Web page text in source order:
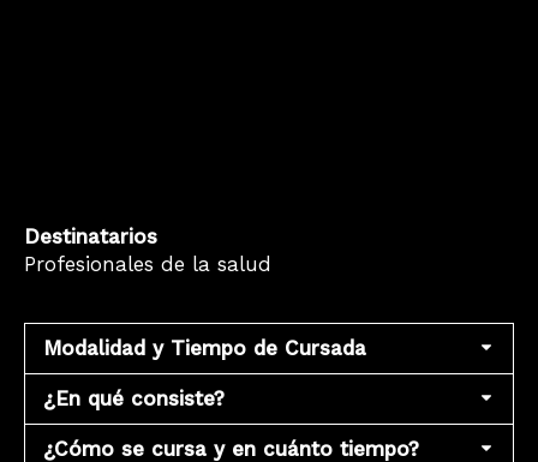
Destinatarios
Profesionales de la salud
Modalidad y Tiempo de Cursada
¿En qué consiste?
¿Cómo se cursa y en cuánto tiempo?